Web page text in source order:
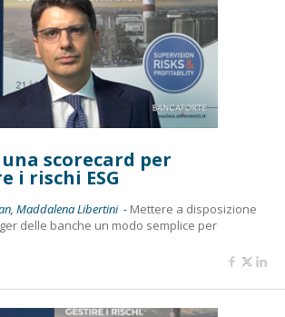
scorecard per
i rischi ESG
Maddalena Libertini - Mettere a disposizione
delle banche un modo semplice per